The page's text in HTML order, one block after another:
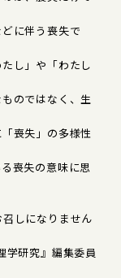
に伴う喪失で
し」や「わたし
のではなく、生
喪失」の多様性
喪失の意味に思
しになりません
学研究』編集委員